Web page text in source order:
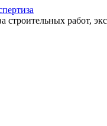
строительных работ,